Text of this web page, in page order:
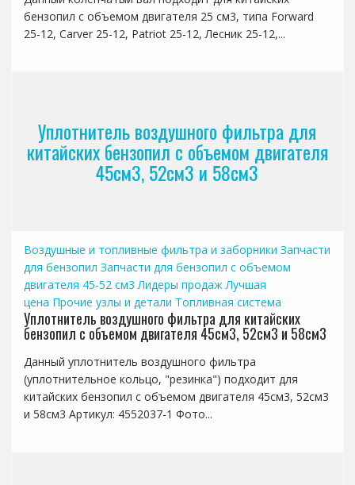
бензопил с объемом двигателя 25 см3, типа Forward
25-12, Carver 25-12, Patriot 25-12, Лесник 25-12,...
Уплотнитель воздушного фильтра для
китайских бензопил с объемом двигателя
45см3, 52см3 и 58см3
Воздушные и топливные фильтра и заборники Запчасти
для бензопил Запчасти для бензопил с объемом
двигателя 45-52 см3 Лидеры продаж Лучшая
цена Прочие узлы и детали Топливная система
Уплотнитель воздушного фильтра для китайских
бензопил с объемом двигателя 45см3, 52см3 и 58см3
Данный уплотнитель воздушного фильтра
(уплотнительное кольцо, "резинка") подходит для
китайских бензопил с объемом двигателя 45см3, 52см3
и 58см3 Артикул: 4552037-1 Фото...